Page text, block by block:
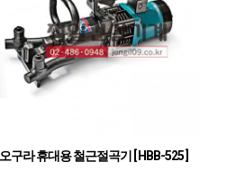
오구라 휴대용 철근절곡기 [ HBB-525 ]